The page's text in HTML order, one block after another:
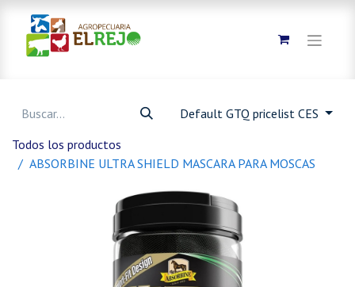
Default GTQ pricelist CES
Todos los productos
ABSORBINE ULTRA SHIELD MASCARA PARA MOSCAS